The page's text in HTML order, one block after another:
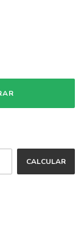
CALCULAR